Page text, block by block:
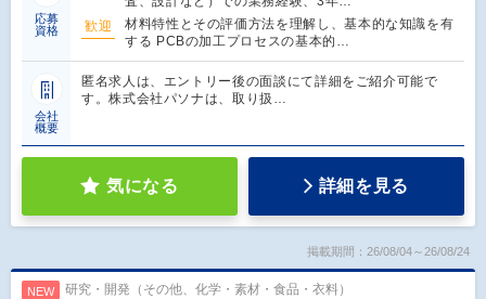
応募
資格
歓迎
材料特性とその評価方法を理解し、基本的な知識を有
する PCBの加工プロセスの基本的…
会社
概要
匿名求人は、エントリー後の面談にて詳細をご紹介可能で
す。株式会社パソナは、取り扱…
気になる 詳細を見る
掲載期間：26/08/04～26/08/24
NEW 研究・開発（その他、化学・素材・食品・衣料）